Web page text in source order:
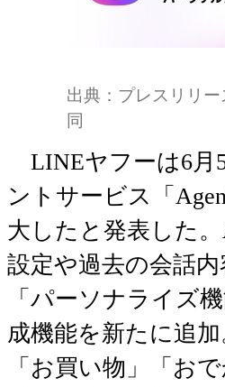
出典：プレスリリ
同
LINEヤフーは6月
ントサービス「
大したと発表した
設定や過去の会話
「パーソナライズ
成機能を新たに追加
「お買い物」「お